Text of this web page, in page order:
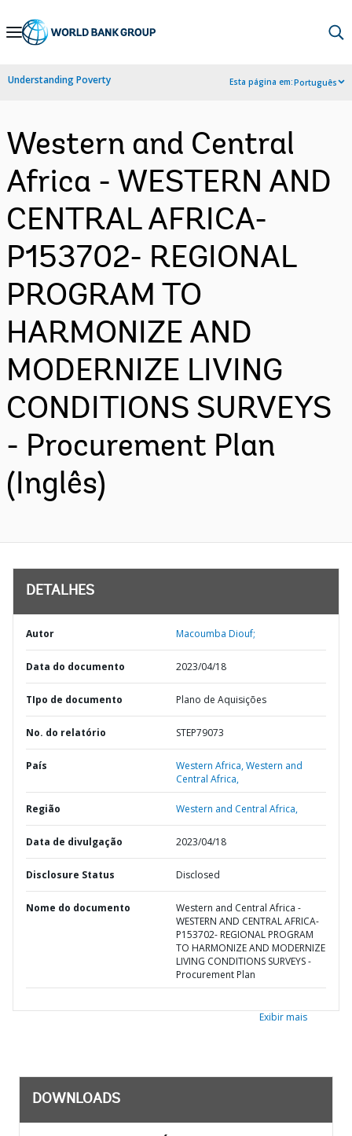
Skip
Navigation
Understanding Poverty Esta página em:Português
Western and Central
Africa - WESTERN AND
CENTRAL AFRICA-
P153702- REGIONAL
PROGRAM TO
HARMONIZE AND
MODERNIZE LIVING
CONDITIONS SURVEYS
- Procurement Plan
(Inglês)
DETALHES
Autor Macoumba Diouf;
Data do documento 2023/04/18
TIpo de documento Plano de Aquisições
No. do relatório STEP79073
País Western Africa,Western and
Central Africa,
Região Western and Central Africa,
Data de divulgação 2023/04/18
Disclosure Status Disclosed
Nome do documento
Western and Central Africa -
WESTERN AND CENTRAL AFRICA-
P153702- REGIONAL PROGRAM
TO HARMONIZE AND MODERNIZE
LIVING CONDITIONS SURVEYS -
Procurement Plan
Exibir mais
DOWNLOADS